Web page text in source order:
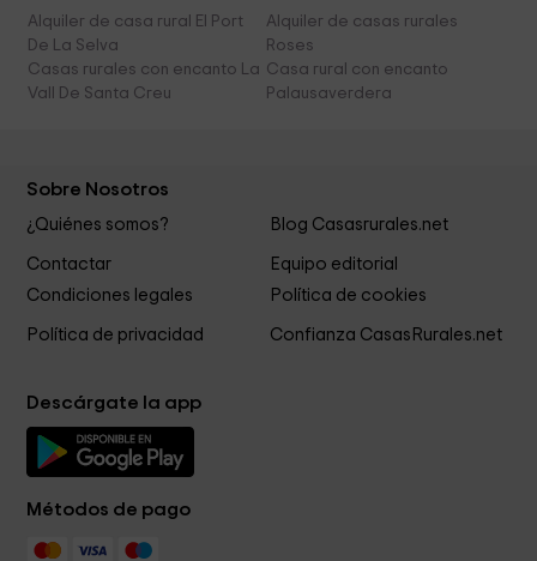
Alquiler de casa rural El Port
De La Selva
Alquiler de casas rurales
Roses
Casas rurales con encanto La
Vall De Santa Creu
Casa rural con encanto
Palausaverdera
Sobre Nosotros
¿Quiénes somos? Blog Casasrurales.net
Contactar
Equipo editorial
Condiciones legales
Política de cookies
Política de privacidad Confianza CasasRurales.net
Descárgate la app
Métodos de pago